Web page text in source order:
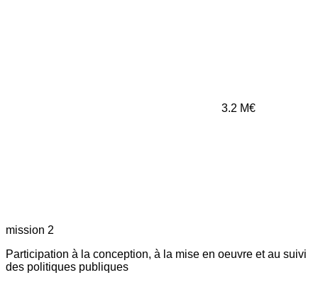
3.2 M€
mission 2
Participation à la conception, à la mise en oeuvre et au suivi
des politiques publiques